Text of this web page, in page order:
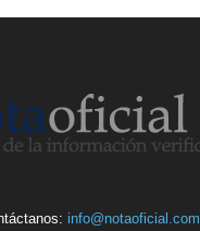
info@notaoficial.com